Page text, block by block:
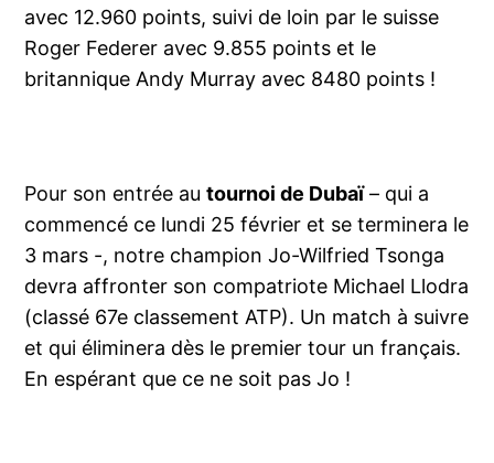
avec 12.960 points, suivi de loin par le suisse
Roger Federer avec 9.855 points et le
britannique Andy Murray avec 8480 points !
Pour son entrée autournoi de Dubaï– qui a
commencé ce lundi 25 février et se terminera le
3 mars -, notre champion Jo-Wilfried Tsonga
devra affronter son compatriote Michael Llodra
(classé 67e classement ATP). Un match à suivre
et qui éliminera dès le premier tour un français.
En espérant que ce ne soit pas Jo !